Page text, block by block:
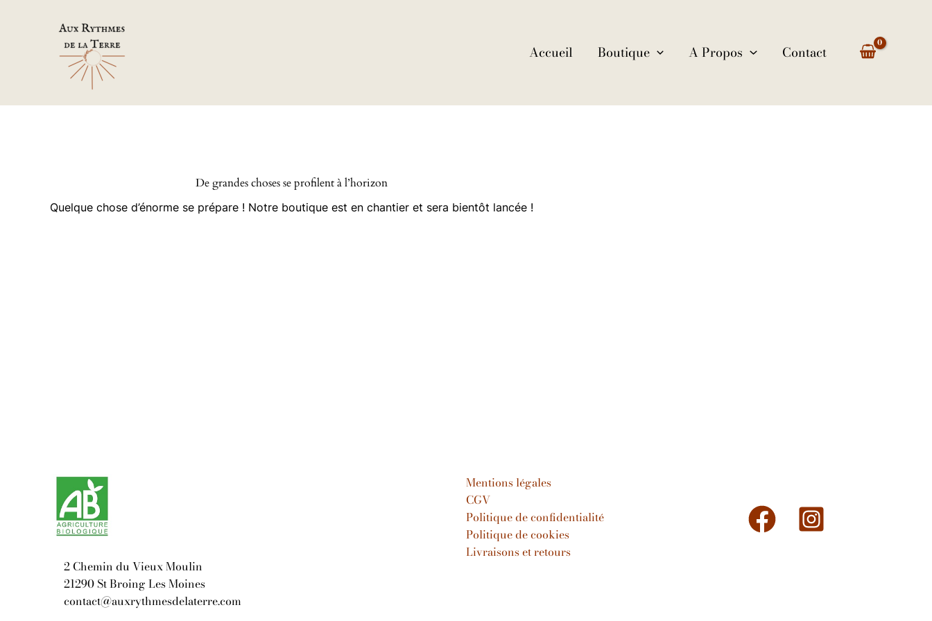
Accueil Boutique A Propos Contact
De grandes choses se profilent à l’horizon
Quelque chose d’énorme se prépare ! Notre boutique est en chantier et sera bientôt lancée !
2 Chemin du Vieux Moulin
21290 St Broing Les Moines
contact@auxrythmesdelaterre.com
Mentions légales
CGV
Politique de confidentialité
Politique de cookies
Livraisons et retours